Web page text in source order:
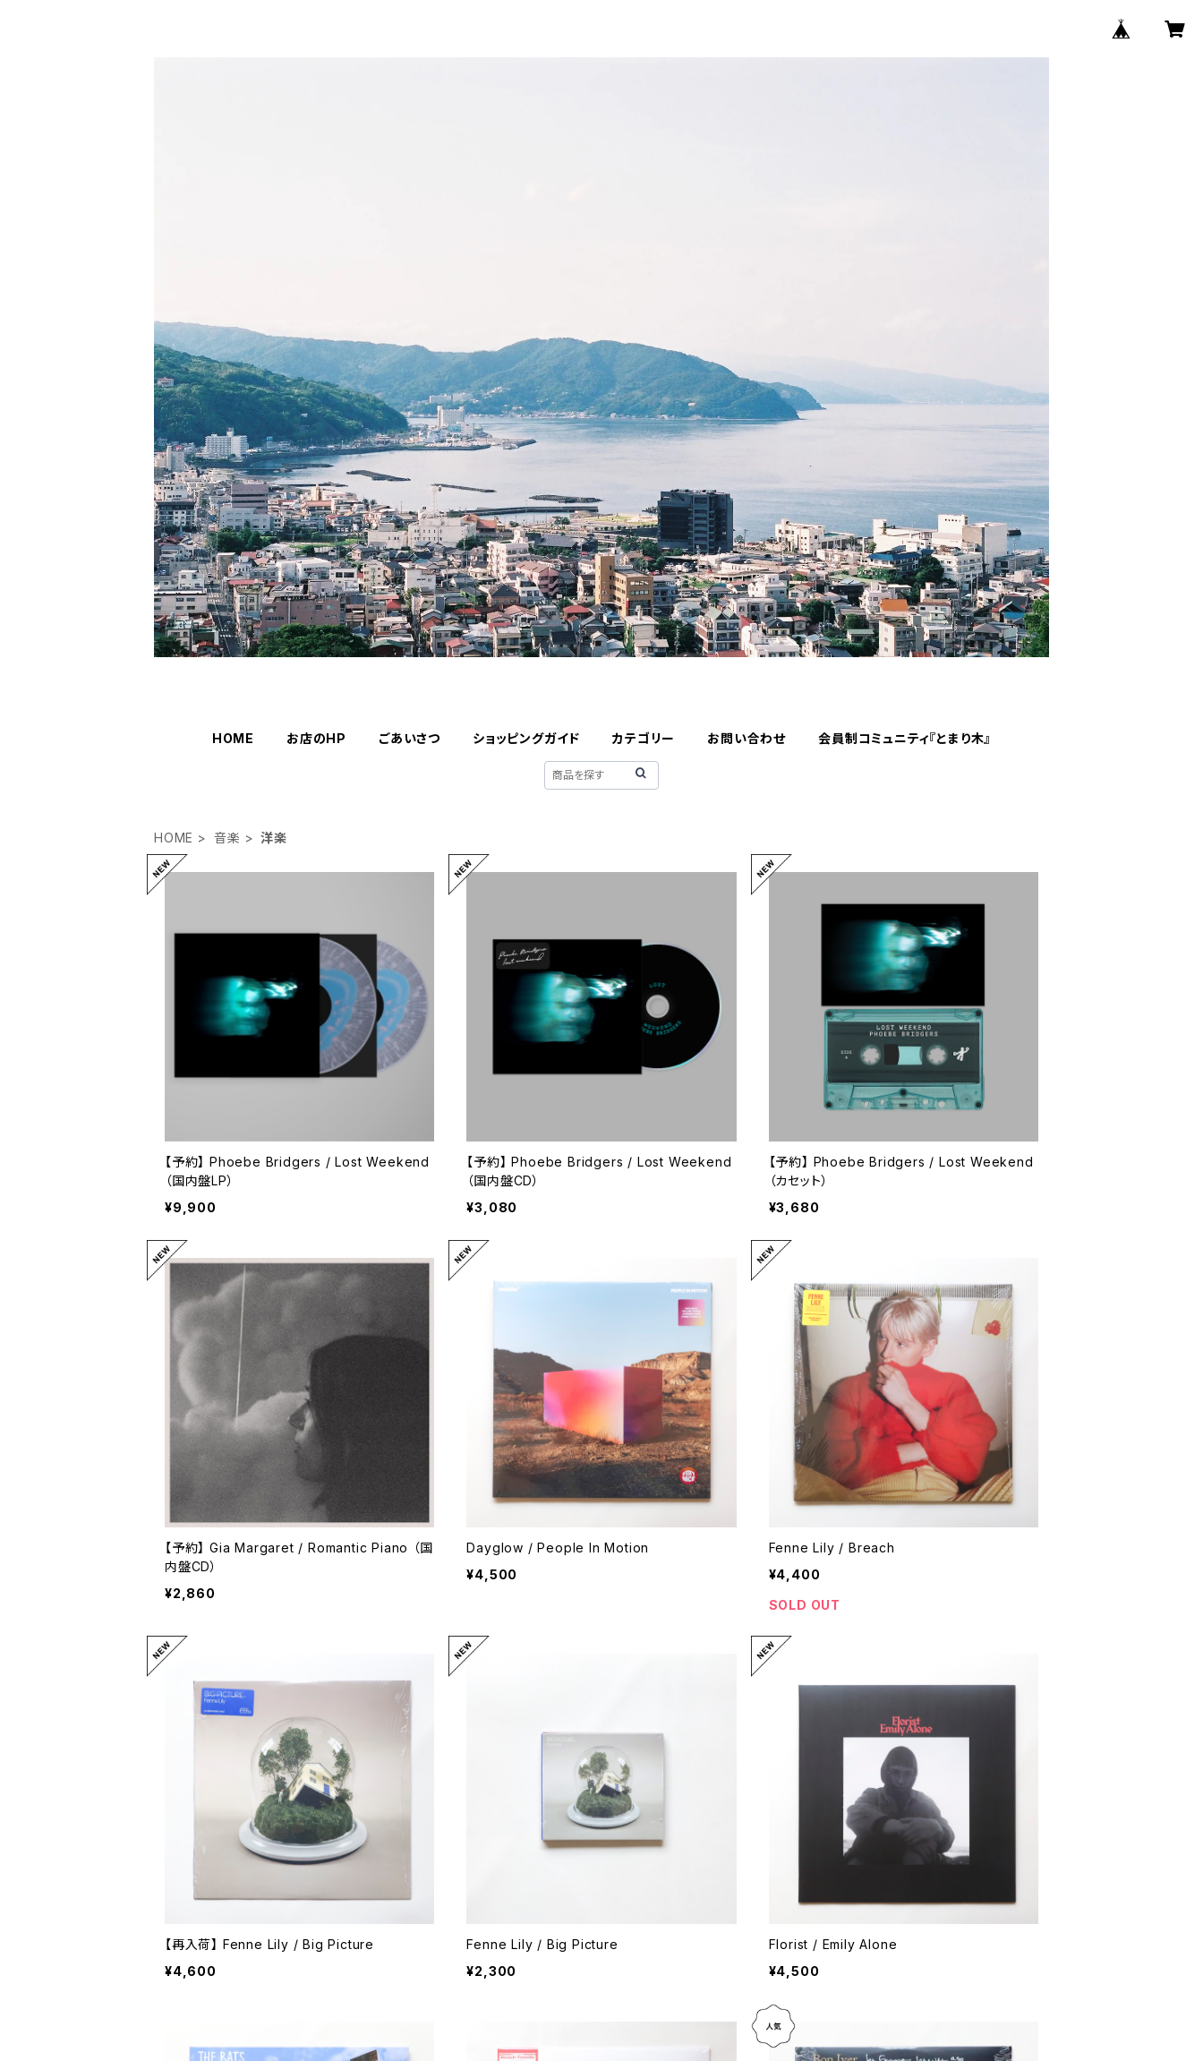
HOME お店のHP ごあいさつ ショッピングガイド カテゴリー お問い合わせ 会員制コミュニティ『とまり木』
HOME 音楽 洋楽
【予約】 Phoebe Bridgers / Lost Weekend
（国内盤LP）
¥9,900
【予約】 Phoebe Bridgers / Lost Weekend
（国内盤CD）
¥3,080
【予約】 Phoebe Bridgers / Lost Weekend
（カセット）
¥3,680
【予約】 Gia Margaret / Romantic Piano （国
内盤CD）
¥2,860
Dayglow / People In Motion
¥4,500
Fenne Lily / Breach
¥4,400
SOLD OUT
【再入荷】 Fenne Lily / Big Picture
¥4,600
Fenne Lily / Big Picture
¥2,300
Florist / Emily Alone
¥4,500